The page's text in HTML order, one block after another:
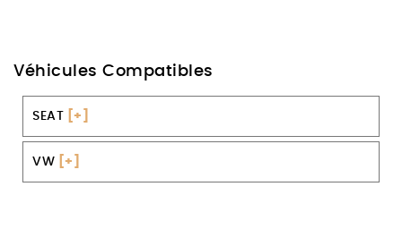
Véhicules Compatibles
SEAT [+]
VW [+]